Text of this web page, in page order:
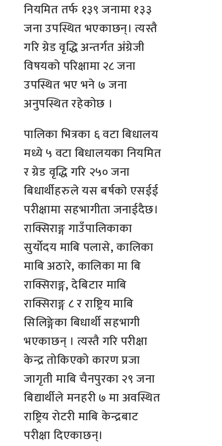
नियमित तर्फ १३९ जनामा १३३
जना उपस्थित भएकाछन्। त्यस्तै
गरि ग्रेड वृद्धि अन्तर्गत अंग्रेजी
विषयको परिक्षामा २८ जना
उपस्थित भए भने ७ जना
अनुपस्थित रहेकोछ ।
पालिका भित्रका ६ वटा बिधालय
मध्ये ५ वटा बिधालयका नियमित
र ग्रेड वृद्धि गरि २५० जना
बिधार्थीहरुले यस बर्षको एसईई
परीक्षामा सहभागीता जनाईदैछ।
राक्सिराङ्ग गाउँपालिकाका
सुर्योदय माबि पलासे, कालिका
माबि अठारे, कालिका मा बि
राक्सिराङ्ग, देबिटार माबि
राक्सिराङ्ग ८ र राष्ट्रिय माबि
सिलिङ्गेका बिधार्थी सहभागी
भएकाछन् । त्यस्तै गरि परीक्षा
केन्द्र तोकिएको कारण प्रजा
जागृती माबि चैनपुरका २९ जना
बिद्यार्थीले मनहरी ७ मा अवस्थित
राष्ट्रिय रोटरी माबि केन्द्रबाट
परीक्षा दिएकाछन्।